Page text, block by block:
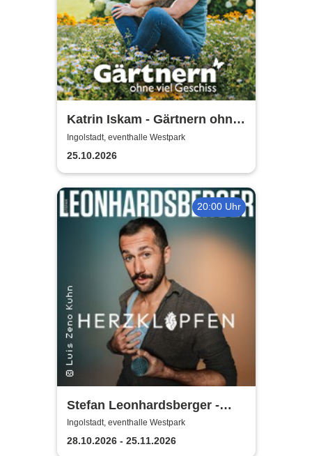
Katrin Iskam - Gärtnern ohne
viel Geschiss
Ingolstadt, eventhalle Westpark
25.10.2026
20:00 Uhr
Stefan Leonhardsberger -
Herzklopfen
Ingolstadt, eventhalle Westpark
28.10.2026 - 25.11.2026